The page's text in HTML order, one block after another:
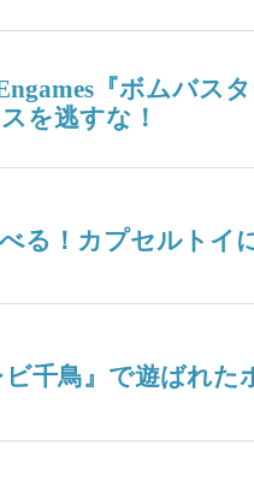
Engames『ボムバ
を逃すな！
る！カプセルトイ
千鳥』で遊ばれた